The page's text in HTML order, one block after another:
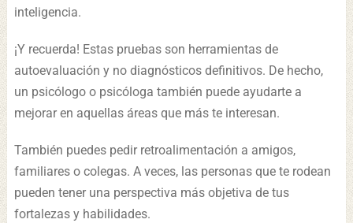
inteligencia.
¡Y recuerda! Estas pruebas son herramientas de
autoevaluación y no diagnósticos definitivos. De hecho,
un psicólogo o psicóloga también puede ayudarte a
mejorar en aquellas áreas que más te interesan.
También puedes pedir retroalimentación a amigos,
familiares o colegas. A veces, las personas que te rodean
pueden tener una perspectiva más objetiva de tus
fortalezas y habilidades.